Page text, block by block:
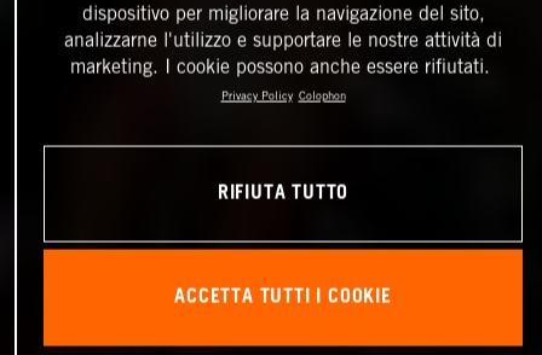
dispositivo per migliorare la navigazione del sito,
analizzarne l'utilizzo e supportare le nostre attività di
marketing. I cookie possono anche essere rifiutati.
Privacy Policy Colophon
RIFIUTA TUTTO
ACCETTA TUTTI I COOKIE